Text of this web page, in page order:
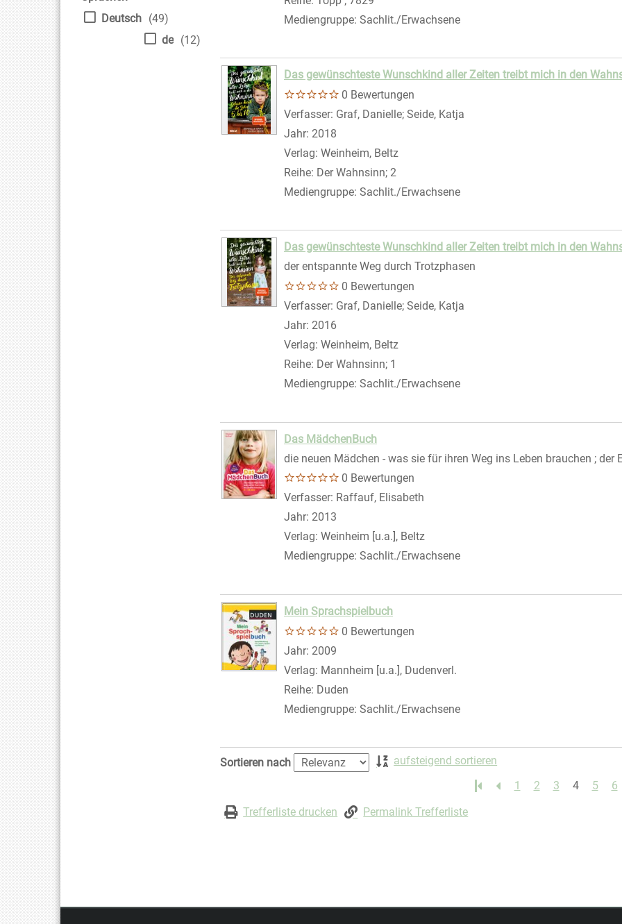
Deutsch (49)
de (12)
Mediengruppe: Sachlit./Erwachsene
Das gewünschteste Wunschkind aller Zeiten treibt mich in den
0 Bewertungen
Verfasser: Graf, Danielle; Seide, Katja
Jahr: 2018
Verlag: Weinheim, Beltz
Reihe: Der Wahnsinn; 2
Mediengruppe: Sachlit./Erwachsene
Das gewünschteste Wunschkind aller Zeiten treibt mich in den
der entspannte Weg durch Trotzphasen
0 Bewertungen
Verfasser: Graf, Danielle; Seide, Katja
Jahr: 2016
Verlag: Weinheim, Beltz
Reihe: Der Wahnsinn; 1
Mediengruppe: Sachlit./Erwachsene
Das MädchenBuch
die neuen Mädchen - was sie für ihren Weg ins Leben brauchen ; der
0 Bewertungen
Verfasser: Raffauf, Elisabeth
Jahr: 2013
Verlag: Weinheim [u.a.], Beltz
Mediengruppe: Sachlit./Erwachsene
Mein Sprachspielbuch
0 Bewertungen
Suche nach diesem Verfasser
Jahr: 2009
Verlag: Mannheim [u.a.], Dudenverl.
Reihe: Duden
Mediengruppe: Sachlit./Erwachsene
Zu den Suchfiltern springen
Sortieren nach
aufsteigend sortieren
1
2 3 4 5 6
Trefferliste drucken
Permalink Trefferliste